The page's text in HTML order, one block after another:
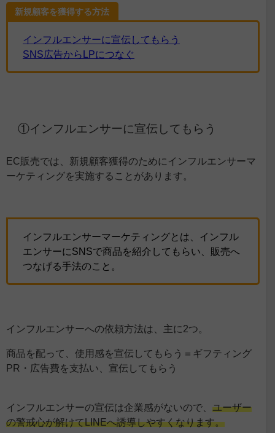
新規顧客を獲得する方法
インフルエンサーに宣伝してもらう
SNS広告からLPにつなぐ
①インフルエンサーに宣伝してもらう
EC販売では、新規顧客獲得のためにインフルエンサーマ
ーケティングを実施することがあります。
インフルエンサーマーケティングとは、インフル
エンサーにSNSで商品を紹介してもらい、販売へ
つなげる手法のこと。
インフルエンサーへの依頼方法は、主に2つ。
商品を配って、使用感を宣伝してもらう＝ギフティング
PR・広告費を支払い、宣伝してもらう
インフルエンサーの宣伝は企業感がないので、 ユーザー
の警戒心が解けてLINEへ誘導しやすくなります。